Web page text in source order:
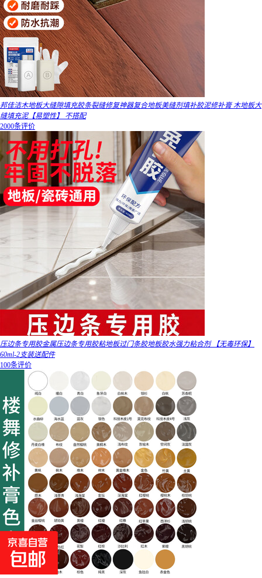
邦佳洁木地板大缝隙填充胶条裂缝修复神器复合地板美缝剂填补胶泥修补膏 木地板大
缝填充泥【易塑性】 不搭配
2000条评价
压边条专用胶金属压边条专用胶粘地板过门条胶地板胶水强力粘合剂 【无毒环保】
60ml-2支装送配件
100条评价